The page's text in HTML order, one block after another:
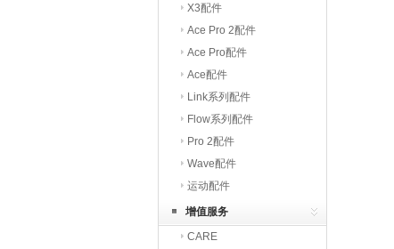
X3配件
Ace Pro 2配件
Ace Pro配件
Ace配件
Link系列配件
Flow系列配件
Pro 2配件
Wave配件
运动配件
增值服务
CARE